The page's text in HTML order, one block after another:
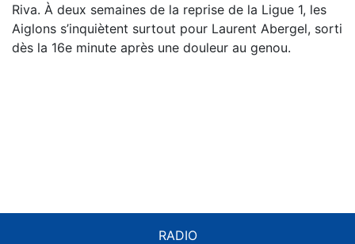
Riva. À deux semaines de la reprise de la Ligue 1, les
Aiglons s’inquiètent surtout pour Laurent Abergel, sorti
dès la 16e minute après une douleur au genou.
RADIO